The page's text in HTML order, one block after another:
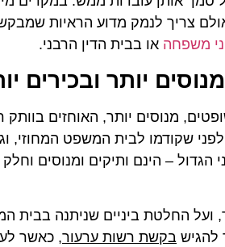
צריך לנמק מדוע הראיות
משפחה או בבית הדין הרבני.
יותר ובכירים
מנוסים יותר, האוחזים בוותק
שקודמו לבית המשפט המחוזי,
הגדול – הינם ותיקים ומנוסים
החלטת ביניים שניתנה בבית
להגיש בקשת רשות ערעור, כאשר